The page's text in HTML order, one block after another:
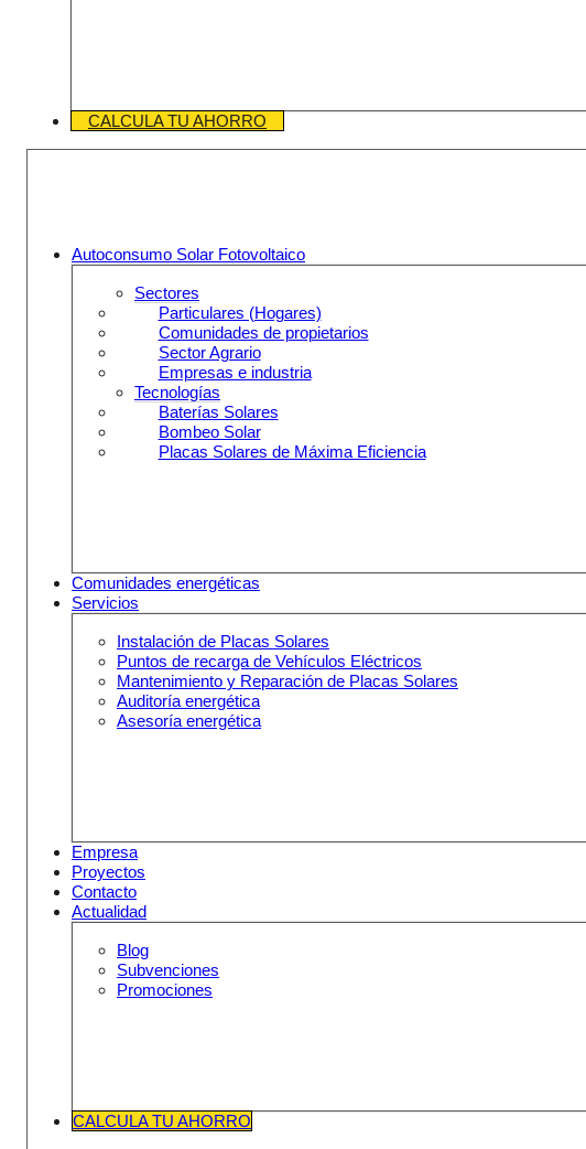
CALCULA TU AHORRO
Autoconsumo Solar Fotovoltaico
Sectores
Particulares (Hogares)
Comunidades de propietarios
Sector Agrario
Empresas e industria
Tecnologías
Baterías Solares
Bombeo Solar
Placas Solares de Máxima Eficiencia
Comunidades energéticas
Servicios
Instalación de Placas Solares
Puntos de recarga de Vehículos Eléctricos
Mantenimiento y Reparación de Placas Solares
Auditoría energética
Asesoría energética
Empresa
Proyectos
Contacto
Actualidad
Blog
Subvenciones
Promociones
CALCULA TU AHORRO